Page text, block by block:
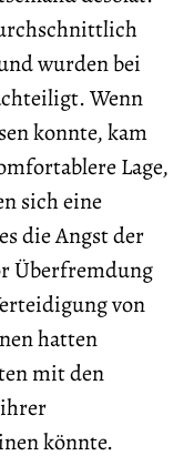
wurden bei
Wenn
konnte, kam
Lage,
sich eine
die Angst der
Überfremdung
von
hatten
mit den
könnte.